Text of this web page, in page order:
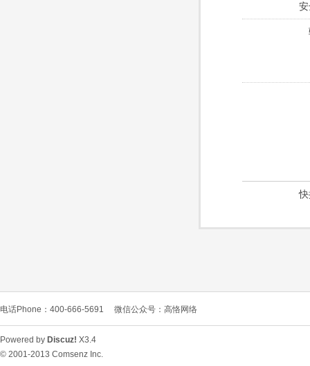
电话Phone：400-666-5691 微信公众号：高恪网络
Powered by Discuz! X3.4
© 2001-2013 Comsenz Inc.